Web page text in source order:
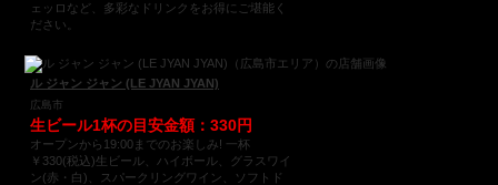
ェッロなど、多彩なドリンクをお得にご堪能く
ださい。
ル ジャン ジャン (LE JYAN JYAN)
広島市
生ビール1杯の目安金額：330円
オープンから19:00までのお楽しみ! 一杯
￥330(税込)生ビール、ハイボール、グラスワイ
ン(赤・白)、スパークリングワイン、ソフトド